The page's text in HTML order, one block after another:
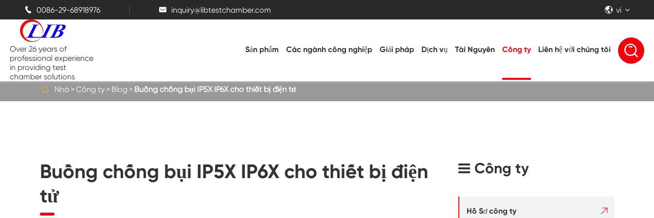
 0086-29-68918976  inquiry@libtestchamber.com  vi
Over 26 years of
professional experience
in providing test
chamber solutions
Sản phẩm
Buồng nhiệt
Buồng phun muối
Buồng rung
Các ngành công nghiệp Giải pháp Dịch vụ Tài Nguyên Công ty Liên hệ với chúng tôi 
 Nhà Công ty Blog Buồng chống bụi IP5X IP6X cho thiết bị điện tử
Buồng chống bụi IP5X IP6X cho thiết bị điện
tử
Công ty
Hồ Sơ công ty 